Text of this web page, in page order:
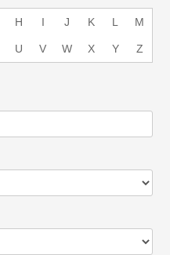
H I J K L M
U V W X Y Z